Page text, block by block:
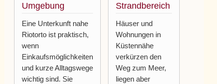
Umgebung
Eine Unterkunft nahe
Riotorto ist praktisch,
wenn
Einkaufsmöglichkeiten
und kurze Alltagswege
wichtig sind. Sie
Strandbereich
Häuser und
Wohnungen in
Küstennähe
verkürzen den
Weg zum Meer,
liegen aber